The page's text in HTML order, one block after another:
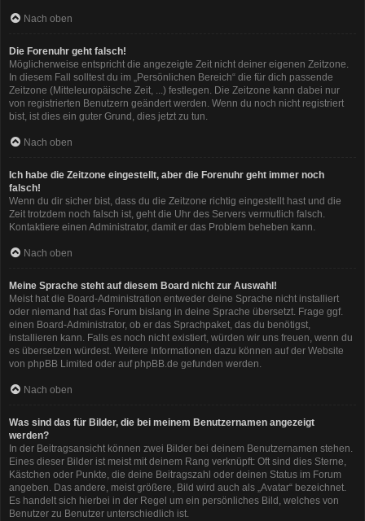
Nach oben
Die Forenuhr geht falsch!
Möglicherweise entspricht die angezeigte Zeit nicht deiner eigenen Zeitzone.
In diesem Fall solltest du im „Persönlichen Bereich“ die für dich passende
Zeitzone (Mitteleuropäische Zeit, ...) festlegen. Die Zeitzone kann dabei nur
von registrierten Benutzern geändert werden. Wenn du noch nicht registriert
bist, ist dies ein guter Grund, dies jetzt zu tun.
Nach oben
Ich habe die Zeitzone eingestellt, aber die Forenuhr geht immer noch
falsch!
Wenn du dir sicher bist, dass du die Zeitzone richtig eingestellt hast und die
Zeit trotzdem noch falsch ist, geht die Uhr des Servers vermutlich falsch.
Kontaktiere einen Administrator, damit er das Problem beheben kann.
Nach oben
Meine Sprache steht auf diesem Board nicht zur Auswahl!
Meist hat die Board-Administration entweder deine Sprache nicht installiert
oder niemand hat das Forum bislang in deine Sprache übersetzt. Frage ggf.
einen Board-Administrator, ob er das Sprachpaket, das du benötigst,
installieren kann. Falls es noch nicht existiert, würden wir uns freuen, wenn du
es übersetzen würdest. Weitere Informationen dazu können auf der Website
von phpBB Limited oder auf phpBB.de gefunden werden.
Nach oben
Was sind das für Bilder, die bei meinem Benutzernamen angezeigt
werden?
In der Beitragsansicht können zwei Bilder bei deinem Benutzernamen stehen.
Eines dieser Bilder ist meist mit deinem Rang verknüpft: Oft sind dies Sterne,
Kästchen oder Punkte, die deine Beitragszahl oder deinen Status im Forum
angeben. Das andere, meist größere, Bild wird auch als „Avatar“ bezeichnet.
Es handelt sich hierbei in der Regel um ein persönliches Bild, welches von
Benutzer zu Benutzer unterschiedlich ist.